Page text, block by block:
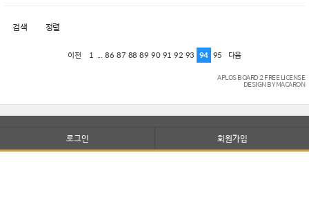
검색 정렬
이전 1 ... 86 87 88 89 90 91 92 93 94 95 다음
APLOS BOARD 2 FREE LICENSE
DESIGN BY MACARON
로그인 회원가입